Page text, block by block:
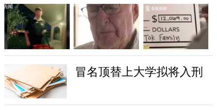
冒名顶替上大学拟将入刑